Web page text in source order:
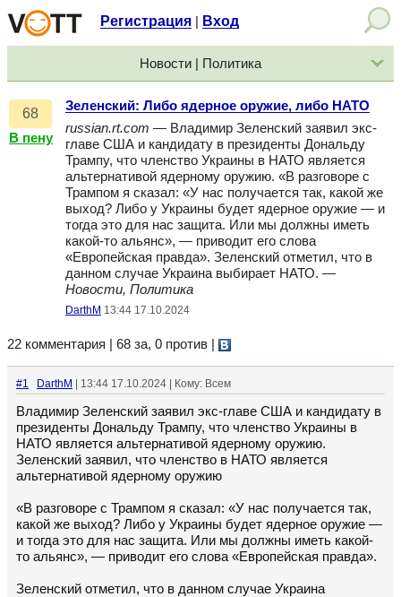
Регистрация Вход
Новости | Политика
68
В пену
Зеленский: Либо ядерное оружие, либо НАТО
russian.rt.com — Владимир Зеленский заявил экс-
главе США и кандидату в президенты Дональду
Трампу, что членство Украины в НАТО является
альтернативой ядерному оружию. «В разговоре с
Трампом я сказал: «У нас получается так, какой же
выход? Либо у Украины будет ядерное оружие — и
тогда это для нас защита. Или мы должны иметь
какой-то альянс», — приводит его слова
«Европейская правда». Зеленский отметил, что в
данном случае Украина выбирает НАТО. —
Новости, Политика
DarthM 13:44 17.10.2024
22 комментария | 68 за, 0 против
#1 DarthM | 13:44 17.10.2024 | Кому: Всем
Владимир Зеленский заявил экс-главе США и кандидату в
президенты Дональду Трампу, что членство Украины в
НАТО является альтернативой ядерному оружию.
Зеленский заявил, что членство в НАТО является
альтернативой ядерному оружию
«В разговоре с Трампом я сказал: «У нас получается так,
какой же выход? Либо у Украины будет ядерное оружие —
и тогда это для нас защита. Или мы должны иметь какой-
то альянс», — приводит его слова «Европейская правда».
Зеленский отметил, что в данном случае Украина